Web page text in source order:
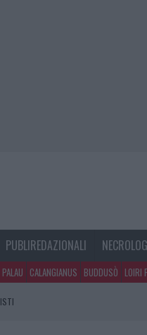
PUBLIREDAZIONALI
PALAU CALANGIANUS BUDDUSÒ LOIRI